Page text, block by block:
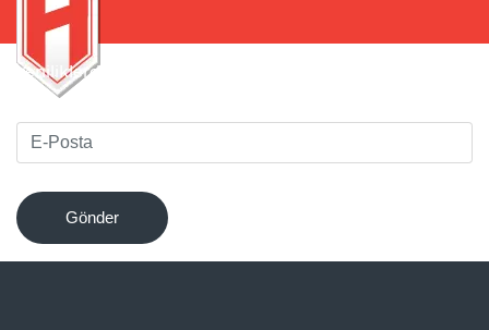
Yeniliklerden haberdar olmak için bültenimize kaydolun
Gönder